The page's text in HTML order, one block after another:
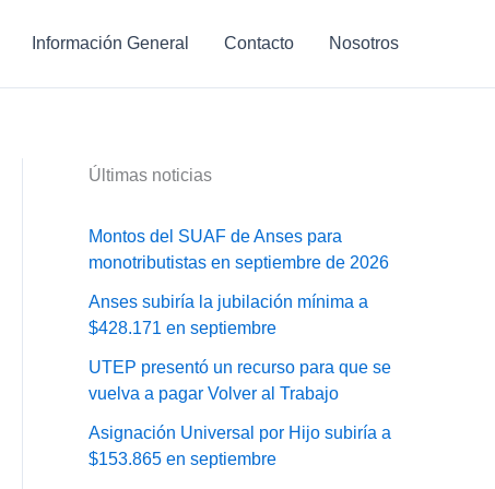
Información General Contacto Nosotros
Últimas noticias
Montos del SUAF de Anses para
monotributistas en septiembre de 2026
Anses subiría la jubilación mínima a
$428.171 en septiembre
UTEP presentó un recurso para que se
vuelva a pagar Volver al Trabajo
Asignación Universal por Hijo subiría a
$153.865 en septiembre